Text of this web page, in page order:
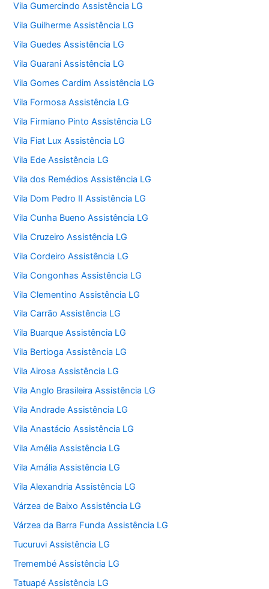
Vila Gumercindo Assistência LG
Vila Guilherme Assistência LG
Vila Guedes Assistência LG
Vila Guarani Assistência LG
Vila Gomes Cardim Assistência LG
Vila Formosa Assistência LG
Vila Firmiano Pinto Assistência LG
Vila Fiat Lux Assistência LG
Vila Ede Assistência LG
Vila dos Remédios Assistência LG
Vila Dom Pedro II Assistência LG
Vila Cunha Bueno Assistência LG
Vila Cruzeiro Assistência LG
Vila Cordeiro Assistência LG
Vila Congonhas Assistência LG
Vila Clementino Assistência LG
Vila Carrão Assistência LG
Vila Buarque Assistência LG
Vila Bertioga Assistência LG
Vila Airosa Assistência LG
Vila Anglo Brasileira Assistência LG
Vila Andrade Assistência LG
Vila Anastácio Assistência LG
Vila Amélia Assistência LG
Vila Amália Assistência LG
Vila Alexandria Assistência LG
Várzea de Baixo Assistência LG
Várzea da Barra Funda Assistência LG
Tucuruvi Assistência LG
Tremembé Assistência LG
Tatuapé Assistência LG